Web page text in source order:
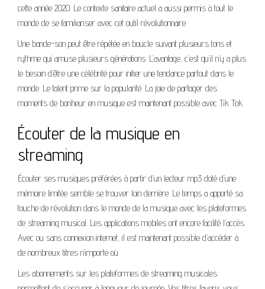
cette année 2020. Le contexte sanitaire actuel a aussi permis à tout le
monde de se familiariser avec cet outil révolutionnaire.
Une bande-son peut être répétée en boucle suivant plusieurs tons et
rythme qui amuse plusieurs générations. L’avantage, c’est qu’il n’y a plus
le besoin d’être une célébrité pour initier une tendance partout dans le
monde. Le talent prime sur la popularité. La joie de partager des
moments de bonheur en musique est maintenant possible avec Tik Tok.
Écouter de la musique en
streaming
Écouter ses musiques préférées à partir d’un lecteur mp3 doté d’une
mémoire limitée semble se trouver loin derrière. Le temps a apporté sa
touche de révolution dans le monde de la musique avec les plateformes
de streaming musical. Les applications mobiles ont encore facilité l’accès.
Avec ou sans connexion internet, il est maintenant possible d’accéder à
de nombreux titres n’importe où.
Les abonnements sur les plateformes de streaming musicales